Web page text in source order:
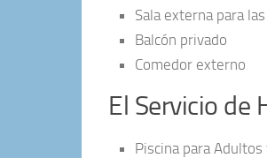
Sala externa para
Balcón privado
Comedor externo
El Servicio de
Piscina para Adultos